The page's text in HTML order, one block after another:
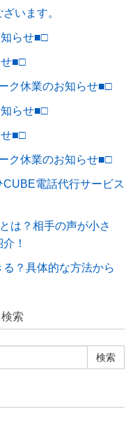
います。
らせ■□
■□
ク休業のお知らせ■□
らせ■□
■□
ク休業のお知らせ■□
電話代行サービス
は？相手の声が小さ
！
？具体的な方法から
索